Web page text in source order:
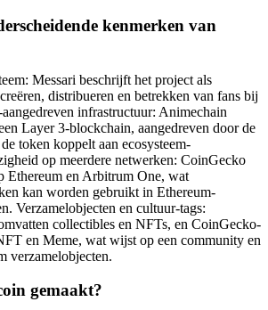
kenmerken van
Messari beschrijft het project als
distribueren en betrekken van fans bij
infrastructuur: Animechain
Layer 3-blockchain, aangedreven door de
token koppelt aan ecosysteem-
op meerdere netwerken: CoinGecko
Ethereum en Arbitrum One, wat
kan worden gebruikt in Ethereum-
Verzamelobjecten en cultuur-tags:
collectibles en NFTs, en CoinGecko-
en Meme, wat wijst op een community en
verzamelobjecten.
gemaakt?